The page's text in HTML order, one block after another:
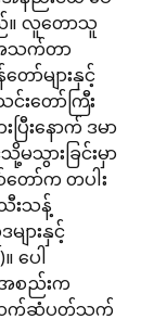
။ လူတောသူ
သက်တာ
ာ်များနှင့်
းတော်ကြီး
ြီးနောက် ဒမာ
ားခြင်းမှာ
ော်က တပါး
းသန့်
ျားနှင့်
ပေါ
စည်းက
ဆက်ဆံပတ်သက်